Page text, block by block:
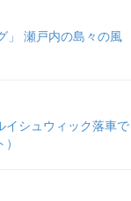
」 瀬戸内の島々の風
イシュウィック落車で